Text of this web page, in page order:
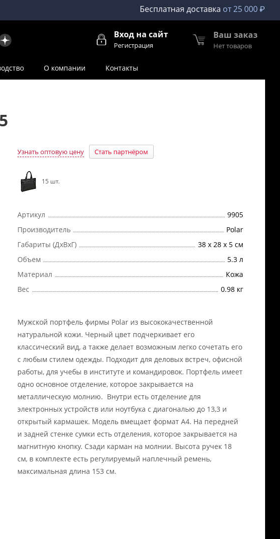
Бесплатная доставка от 25 000 ₽
Вход на сайт
Регистрация
Ваш заказ
Нет товаров
О компании Контакты
Узнать оптовую цену Стать партнёром
15 шт.
Артикул
9905
Производитель
Polar
Габариты (ДхВхГ)
38 х 28 х 5 см
Объем
5.3 л
Материал
Кожа
Вес
0.98 кг
Мужской портфель фирмы Polar из высококачественной
натуральной кожи. Черный цвет подчеркивает его
классический вид, а также делает возможным легко сочетать его
с любым стилем одежды. Подходит для деловых встреч, офисной
работы, для учебы в институте и командировок. Портфель имеет
одно основное отделение, которое закрывается на
металлическую молнию. Внутри есть отделение для
электронных устройств или ноутбука с диагональю до 13,3 и
открытый кармашек. Модель вмещает формат A4. На передней
и задней стенке сумки есть отделения, которое закрывается на
магнитную кнопку. Сзади карман на молнии. Высота ручек 18
см, в комплекте есть регулируемый наплечный ремень,
максимальная длина 153 см.